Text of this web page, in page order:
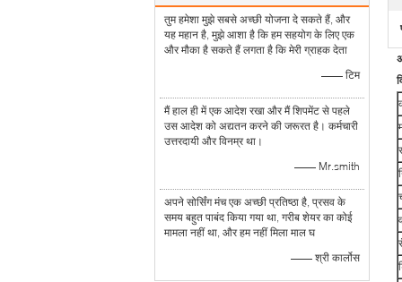
तुम हमेशा मुझे सबसे अच्छी योजना दे सकते हैं, और
यह महान है, मुझे आशा है कि हम सहयोग के लिए एक
और मौका है सकते हैं लगता है कि मेरी ग्राहक देता
—— टिम
मैं हाल ही में एक आदेश रखा और मैं शिपमेंट से पहले
उस आदेश को अद्यतन करने की जरूरत है। कर्मचारी
उत्तरदायी और विनम्र था।
—— Mr.smith
अपने सोर्सिंग मंच एक अच्छी प्रतिष्ठा है, प्रसव के
समय बहुत पाबंद किया गया था, गरीब शेयर का कोई
मामला नहीं था, और हम नहीं मिला माल घ
—— श्री कार्लोस